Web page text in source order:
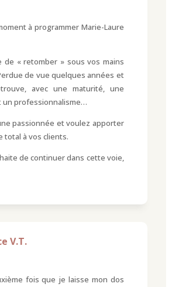
à programmer Marie-Laure
de « retomber » sous vos mains
de vue quelques années et
avec une maturité, une
un professionnalisme…
passionnée et voulez apporter
total à vos clients.
de continuer dans cette voie,
V.T.
fois que je laisse mon dos